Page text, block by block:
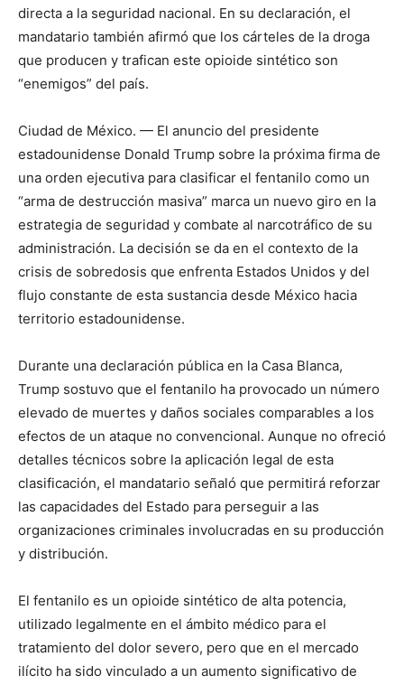
directa a la seguridad nacional. En su declaración, el
mandatario también afirmó que los cárteles de la droga
que producen y trafican este opioide sintético son
“enemigos” del país.
Ciudad de México. — El anuncio del presidente
estadounidense Donald Trump sobre la próxima firma de
una orden ejecutiva para clasificar el fentanilo como un
“arma de destrucción masiva” marca un nuevo giro en la
estrategia de seguridad y combate al narcotráfico de su
administración. La decisión se da en el contexto de la
crisis de sobredosis que enfrenta Estados Unidos y del
flujo constante de esta sustancia desde México hacia
territorio estadounidense.
Durante una declaración pública en la Casa Blanca,
Trump sostuvo que el fentanilo ha provocado un número
elevado de muertes y daños sociales comparables a los
efectos de un ataque no convencional. Aunque no ofreció
detalles técnicos sobre la aplicación legal de esta
clasificación, el mandatario señaló que permitirá reforzar
las capacidades del Estado para perseguir a las
organizaciones criminales involucradas en su producción
y distribución.
El fentanilo es un opioide sintético de alta potencia,
utilizado legalmente en el ámbito médico para el
tratamiento del dolor severo, pero que en el mercado
ilícito ha sido vinculado a un aumento significativo de